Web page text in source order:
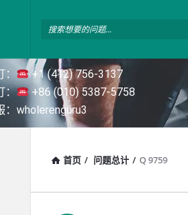
+1 (412) 756-3137
：
+86 (010) 5387-5758
：wholerenguru3
首页 / 问题总计 / Q 9759